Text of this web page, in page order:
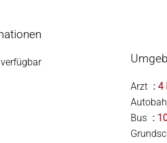
Arzt
4
Bus